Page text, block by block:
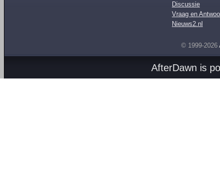
Discussie
Vraag en
Nieuws2.nl
© 1999-2026
AfterDawn is